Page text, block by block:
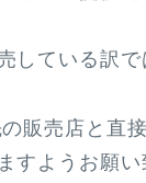
している訳で
販売店と直
すようお願い